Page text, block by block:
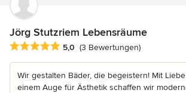
Jörg Stutzriem Lebensräume
Durchschnittliche Bewertung: 5 von 5
5,0 (3 Bewertungen)
Wir gestalten Bäder, die begeistern! Mit
einem Auge für Ästhetik schaffen wir